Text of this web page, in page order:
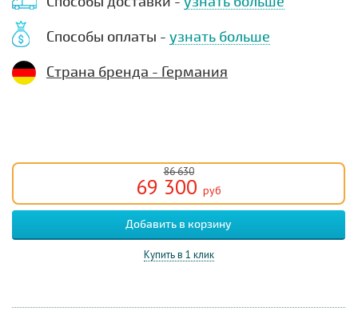
Способы оплаты - узнать больше
Страна бренда - Германия
86 630
69 300 руб
Купить в 1 клик